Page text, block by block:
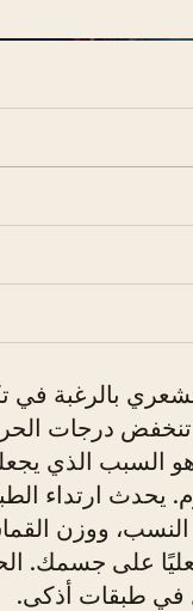
بالرغبة في
تنخفض درجات
السبب الذي
يحدث ارتداء
النسب، ووزن
على جسمك.
في طبقات أذكى.